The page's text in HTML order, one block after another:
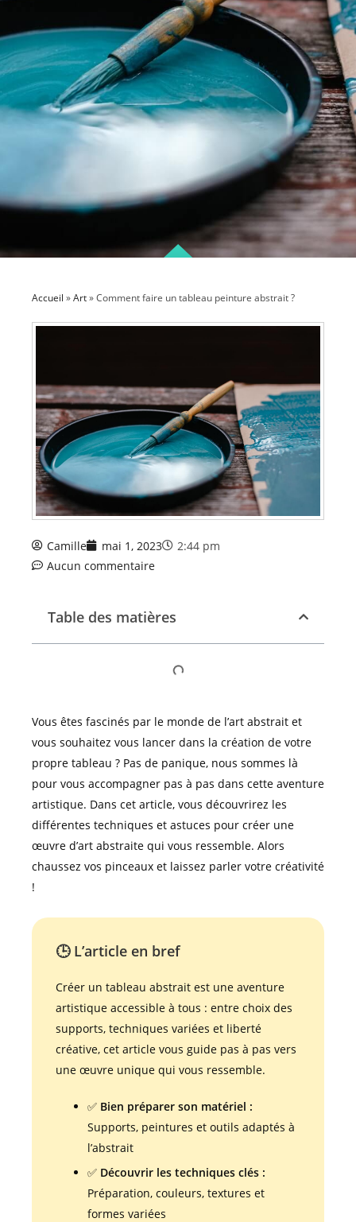
Accueil »Art»Comment faire un tableau peinture abstrait ?
Camille mai 1, 2023
2:44 pm
Aucun commentaire
Table des matières
Vous êtes fascinés par le monde de l’art abstrait et
vous souhaitez vous lancer dans la création de votre
propre tableau ? Pas de panique, nous sommes là
pour vous accompagner pas à pas dans cette aventure
artistique. Dans cet article, vous découvrirez les
différentes techniques et astuces pour créer une
œuvre d’art abstraite qui vous ressemble. Alors
chaussez vos pinceaux et laissez parler votre créativité
!
🕒 L’article en bref
Créer un tableau abstrait est une aventure
artistique accessible à tous : entre choix des
supports, techniques variées et liberté
créative, cet article vous guide pas à pas vers
une œuvre unique qui vous ressemble.
✅ Bien préparer son matériel :
Supports, peintures et outils adaptés à
l’abstrait
✅ Découvrir les techniques clés :
Préparation, couleurs, textures et
formes variées